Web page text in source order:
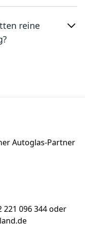
reine
Autoglas-Partner
221 096 344 oder